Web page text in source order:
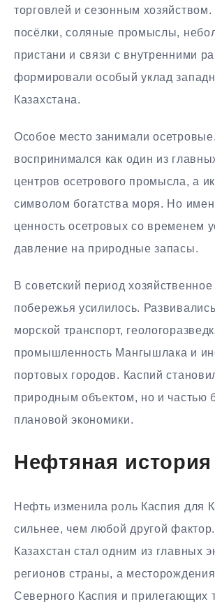
торговлей и сезонным
посёлки, соляные промыслы,
пристани и связи с внутренними
формировали особый уклад
Казахстана.
Особое место занимали
воспринимался как один из
центров осетрового промысла, а
символом богатства моря. Но
ценность осетровых со временем
давление на природные запасы.
В советский период
побережья усилилось.
морской транспорт,
промышленность Мангышлака и
портовых городов. Каспий
природным объектом, но и частью
плановой экономики.
Нефтяная
Нефть изменила роль Каспия для
сильнее, чем любой другой
Казахстан стал одним из главных
регионов страны, а
Северного Каспия и прилегающих